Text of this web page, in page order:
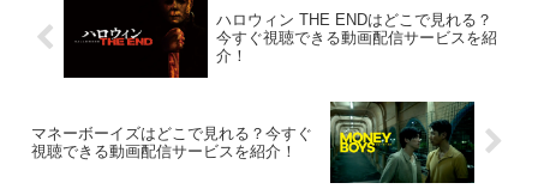
ハロウィン THE ENDはどこで見れる？
今すぐ視聴できる動画配信サービスを紹
介！
マネーボーイズはどこで見れる？今すぐ
視聴できる動画配信サービスを紹介！